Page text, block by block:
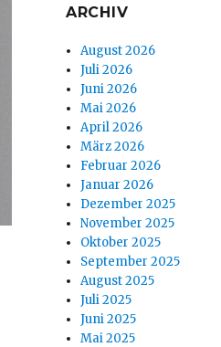
ARCHIV
August 2026
Juli 2026
Juni 2026
Mai 2026
April 2026
März 2026
Februar 2026
Januar 2026
Dezember 2025
November 2025
Oktober 2025
September 2025
August 2025
Juli 2025
Juni 2025
Mai 2025